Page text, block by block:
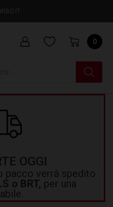
0
OGGI
pacco verrà spedito
o BRT, per una